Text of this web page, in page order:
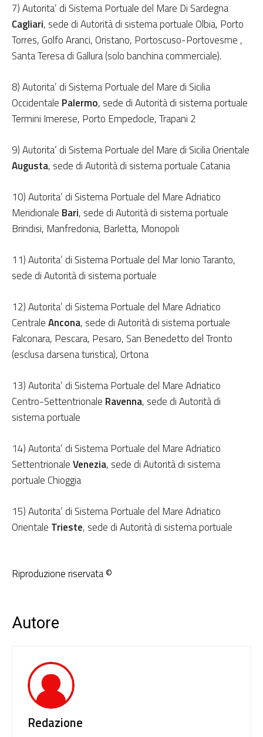
7) Autorita’ di Sistema Portuale del Mare Di Sardegna
Cagliari, sede di Autorità di sistema portuale Olbia, Porto
Torres, Golfo Aranci, Oristano, Portoscuso-Portovesme ,
Santa Teresa di Gallura (solo banchina commerciale).
8) Autorita’ di Sistema Portuale del Mare di Sicilia
Occidentale Palermo, sede di Autorità di sistema portuale
Termini Imerese, Porto Empedocle, Trapani 2
9) Autorita’ di Sistema Portuale del Mare di Sicilia Orientale
Augusta, sede di Autorità di sistema portuale Catania
10) Autorita’ di Sistema Portuale del Mare Adriatico
Meridionale Bari, sede di Autorità di sistema portuale
Brindisi, Manfredonia, Barletta, Monopoli
11) Autorita’ di Sistema Portuale del Mar Ionio Taranto,
sede di Autorità di sistema portuale
12) Autorita’ di Sistema Portuale del Mare Adriatico
CentraleAncona, sede di Autorità di sistema portuale
Falconara, Pescara, Pesaro, San Benedetto del Tronto
(esclusa darsena turistica), Ortona
13) Autorita’ di Sistema Portuale del Mare Adriatico
Centro-Settentrionale Ravenna, sede di Autorità di
sistema portuale
14) Autorita’ di Sistema Portuale del Mare Adriatico
SettentrionaleVenezia, sede di Autorità di sistema
portuale Chioggia
15) Autorita’ di Sistema Portuale del Mare Adriatico
Orientale Trieste, sede di Autorità di sistema portuale
Riproduzione riservata ©
Autore
Redazione